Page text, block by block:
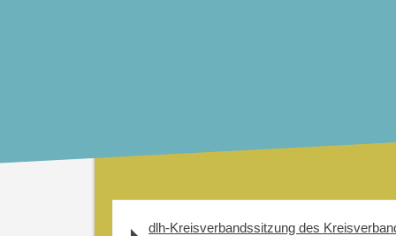
dlh-Kreisverbandssitzung des